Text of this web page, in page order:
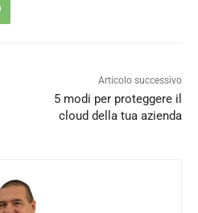
Articolo successivo
5 modi per proteggere il
cloud della tua azienda